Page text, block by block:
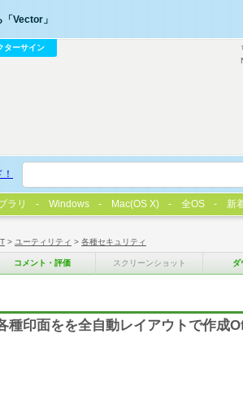
> ユーティリティ > 各種セキュリティ
コメント・評価 スクリーンショット ダ
種印面をを全自動レイアウトで作成
Vector」
ターサイン
ラリ Windows Mac(OS X) 全OS 新